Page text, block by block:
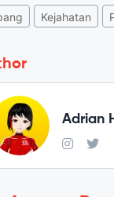
Kejahatan
Adrian